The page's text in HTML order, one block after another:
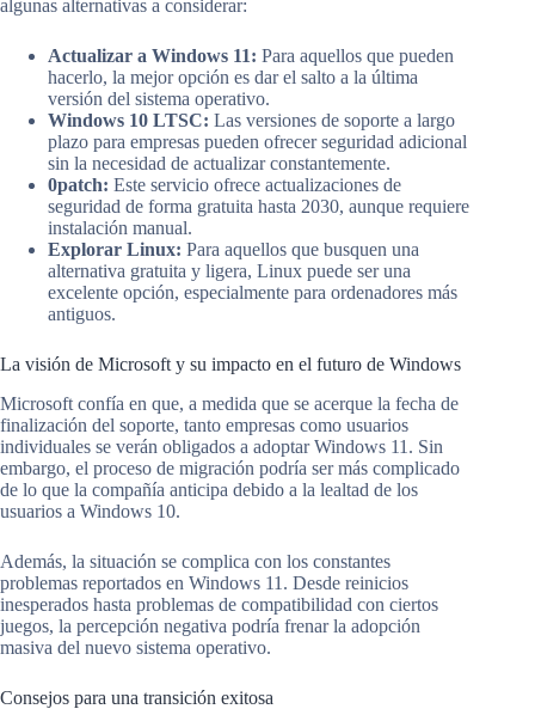
algunas alternativas a considerar:
Actualizar a Windows 11: Para aquellos que pueden
hacerlo, la mejor opción es dar el salto a la última
versión del sistema operativo.
Windows 10 LTSC: Las versiones de soporte a largo
plazo para empresas pueden ofrecer seguridad adicional
sin la necesidad de actualizar constantemente.
0patch: Este servicio ofrece actualizaciones de
seguridad de forma gratuita hasta 2030, aunque requiere
instalación manual.
Explorar Linux: Para aquellos que busquen una
alternativa gratuita y ligera, Linux puede ser una
excelente opción, especialmente para ordenadores más
antiguos.
La visión de Microsoft y su impacto en el futuro de Windows
Microsoft confía en que, a medida que se acerque la fecha de
finalización del soporte, tanto empresas como usuarios
individuales se verán obligados a adoptar Windows 11. Sin
embargo, el proceso de migración podría ser más complicado
de lo que la compañía anticipa debido a la lealtad de los
usuarios a Windows 10.
Además, la situación se complica con los constantes
problemas reportados en Windows 11. Desde reinicios
inesperados hasta problemas de compatibilidad con ciertos
juegos, la percepción negativa podría frenar la adopción
masiva del nuevo sistema operativo.
Consejos para una transición exitosa